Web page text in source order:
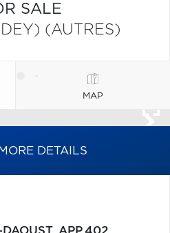
SALE
(AUTRES)
MAP
DETAILS